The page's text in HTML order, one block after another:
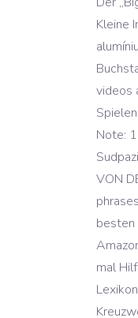
Kleine
videos
Note:
VON
besten
mal